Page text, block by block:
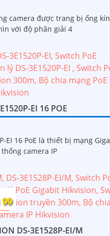
camera được trang bị ống
với độ phân giải 4
EI 16 POE
EI 16 PoE là thiết bị mạng
camera IP
DS-3E1528P-EI/M